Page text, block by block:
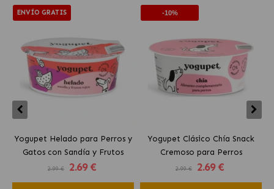
ENVÍO GRATIS
Yogupet Helado para Perros y
Gatos con Sandía y Frutos
Rojos
2.99 € 2.69 €
-10%
Yogupet Clásico Chía Snack
Cremoso para Perros
2.99 € 2.69 €